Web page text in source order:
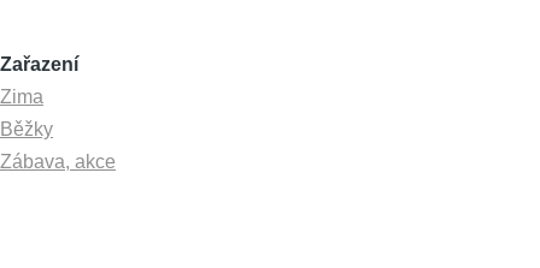
Zařazení
Zima
Běžky
Zábava, akce